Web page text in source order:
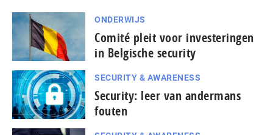
ONDERWIJS
Comité pleit voor investeringen
in Belgische security
SECURITY & AWARENESS
Security: leer van andermans
fouten